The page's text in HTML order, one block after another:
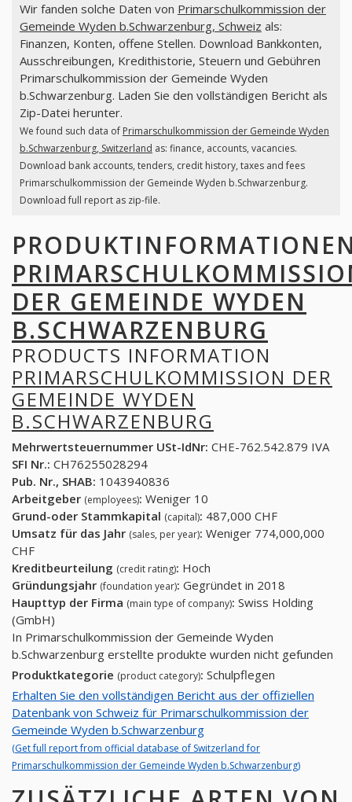
Wir fanden solche Daten von Primarschulkommission der
Gemeinde Wyden b.Schwarzenburg, Schweiz als:
Finanzen, Konten, offene Stellen. Download Bankkonten,
Ausschreibungen, Kredithistorie, Steuern und Gebühren
Primarschulkommission der Gemeinde Wyden
b.Schwarzenburg. Laden Sie den vollständigen Bericht als
Zip-Datei herunter.
We found such data of Primarschulkommission der Gemeinde Wyden
b.Schwarzenburg, Switzerland as: finance, accounts, vacancies.
Download bank accounts, tenders, credit history, taxes and fees
Primarschulkommission der Gemeinde Wyden b.Schwarzenburg.
Download full report as zip-file.
DER GEMEINDE WYDEN
B.SCHWARZENBURG
PRODUCTS INFORMATION
PRIMARSCHULKOMMISSION DER
GEMEINDE WYDEN
B.SCHWARZENBURG
Mehrwertsteuernummer USt-IdNr: CHE-762.542.879 IVA
SFI Nr.: CH76255028294
Pub. Nr., SHAB: 1043940836
Arbeitgeber (employees): Weniger 10
Grund-oder Stammkapital (capital): 487,000 CHF
Umsatz für das Jahr (sales, per year): Weniger 774,000,000
CHF
Kreditbeurteilung (credit rating): Hoch
Gründungsjahr (foundation year): Gegründet in 2018
Haupttyp der Firma (main type of company): Swiss Holding
(GmbH)
In Primarschulkommission der Gemeinde Wyden
b.Schwarzenburg erstellte produkte wurden nicht gefunden
Produktkategorie (product category): Schulpflegen
Erhalten Sie den vollständigen Bericht aus der offiziellen
Datenbank von Schweiz für Primarschulkommission der
Gemeinde Wyden b.Schwarzenburg
(Get full report from official database of Switzerland for
Primarschulkommission der Gemeinde Wyden b.Schwarzenburg)